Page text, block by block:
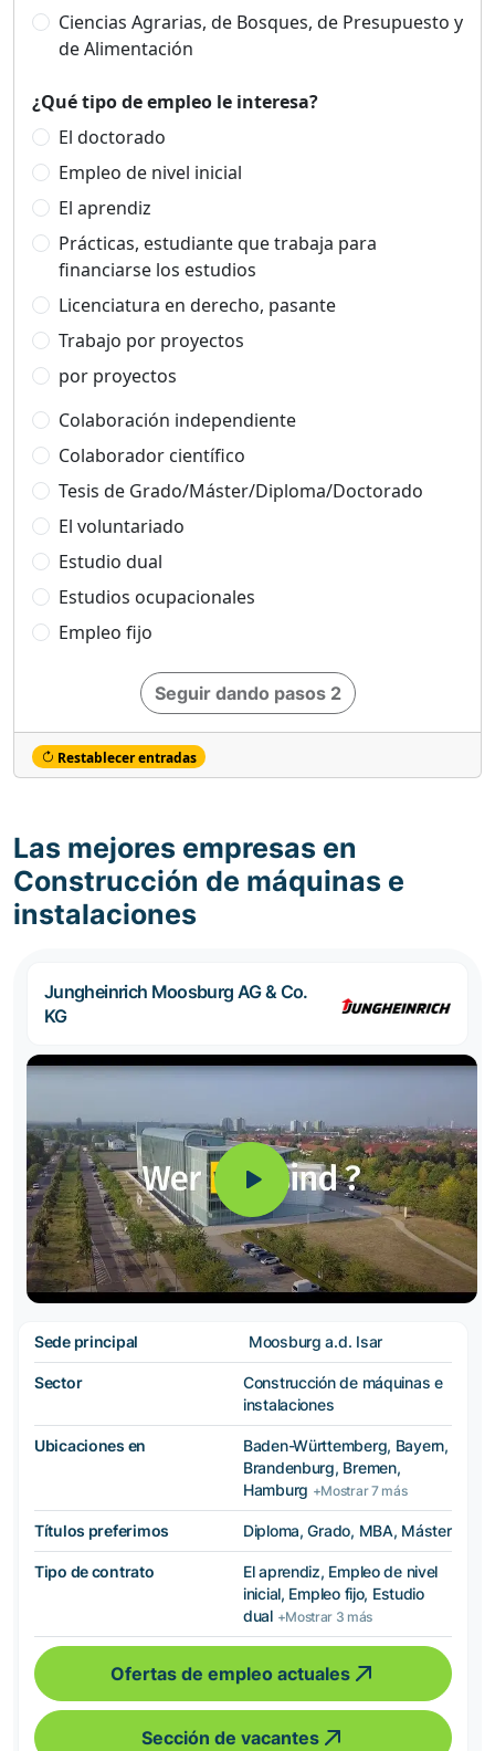
Ciencias Agrarias, de Bosques, de Presupuesto y
de Alimentación
¿Qué tipo de empleo le interesa?
El doctorado
Empleo de nivel inicial
El aprendiz
Prácticas, estudiante que trabaja para
financiarse los estudios
Licenciatura en derecho, pasante
Trabajo por proyectos
por proyectos
Colaboración independiente
Colaborador científico
Tesis de Grado/Máster/Diploma/Doctorado
El voluntariado
Estudio dual
Estudios ocupacionales
Empleo fijo
Seguir dando pasos 2
Restablecer entradas
Las mejores empresas en
Construcción de máquinas e
instalaciones
Jungheinrich Moosburg AG & Co.
KG
Sede principal Moosburg a.d. Isar
Sector
Construcción de máquinas e
instalaciones
Ubicaciones en
Baden-Württemberg, Bayern,
Brandenburg, Bremen,
Hamburg +Mostrar 7 más
Títulos preferimos Diploma, Grado, MBA, Máster
Tipo de contrato
El aprendiz, Empleo de nivel
inicial, Empleo fijo, Estudio
dual +Mostrar 3 más
Ofertas de empleo actuales
Sección de vacantes